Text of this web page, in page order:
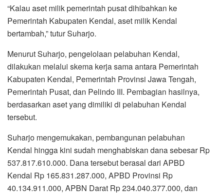
“Kalau aset milik pemerintah pusat dihibahkan ke
Pemerintah Kabupaten Kendal, aset milik Kendal
bertambah,” tutur Suharjo.
Menurut Suharjo, pengelolaan pelabuhan Kendal,
dilakukan melalui skema kerja sama antara Pemerintah
Kabupaten Kendal, Pemerintah Provinsi Jawa Tengah,
Pemerintah Pusat, dan Pelindo III. Pembagian hasilnya,
berdasarkan aset yang dimiliki di pelabuhan Kendal
tersebut.
Suharjo mengemukakan, pembangunan pelabuhan
Kendal hingga kini sudah menghabiskan dana sebesar Rp
537.817.610.000. Dana tersebut berasal dari APBD
Kendal Rp 165.831.287.000, APBD Provinsi Rp
40.134.911.000, APBN Darat Rp 234.040.377.000, dan